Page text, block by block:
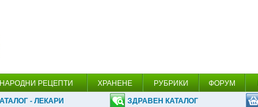
НАРОДНИ РЕЦЕПТИ ХРАНЕНЕ РУБРИКИ ФОРУМ
- ЛЕКАРИ ЗДРАВЕН КАТАЛОГ